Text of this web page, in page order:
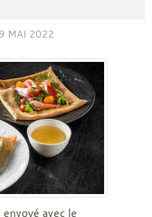
MAI 2022
avec le